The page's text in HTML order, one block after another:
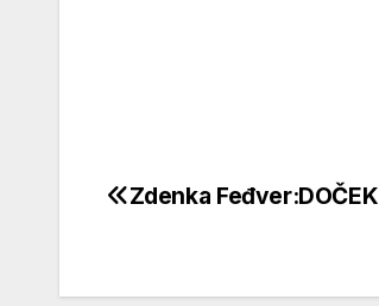
Кретање
Zdenka Feđver:DOČEK